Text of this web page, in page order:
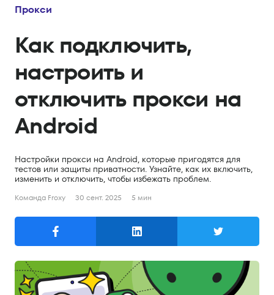
Новости
Приватность и безопасность
Антидетект
AI
Русский
Русский
Продукты
Резидентные прокси
Мобильные прокси
Прокси
Как подключить,
настроить и
отключить прокси на
Android
Настройки прокси на Android, которые пригодятся для
тестов или защиты приватности. Узнайте, как их включить,
изменить и отключить, чтобы избежать проблем.
Команда Froxy 30 сент. 2025 5 мин